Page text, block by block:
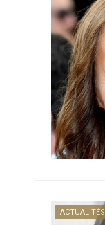
ACTUALITÉS